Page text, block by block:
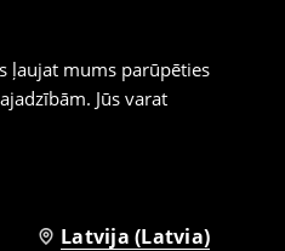
ļaujat mums parūpēties
Jūs varat
Latvija (Latvia)